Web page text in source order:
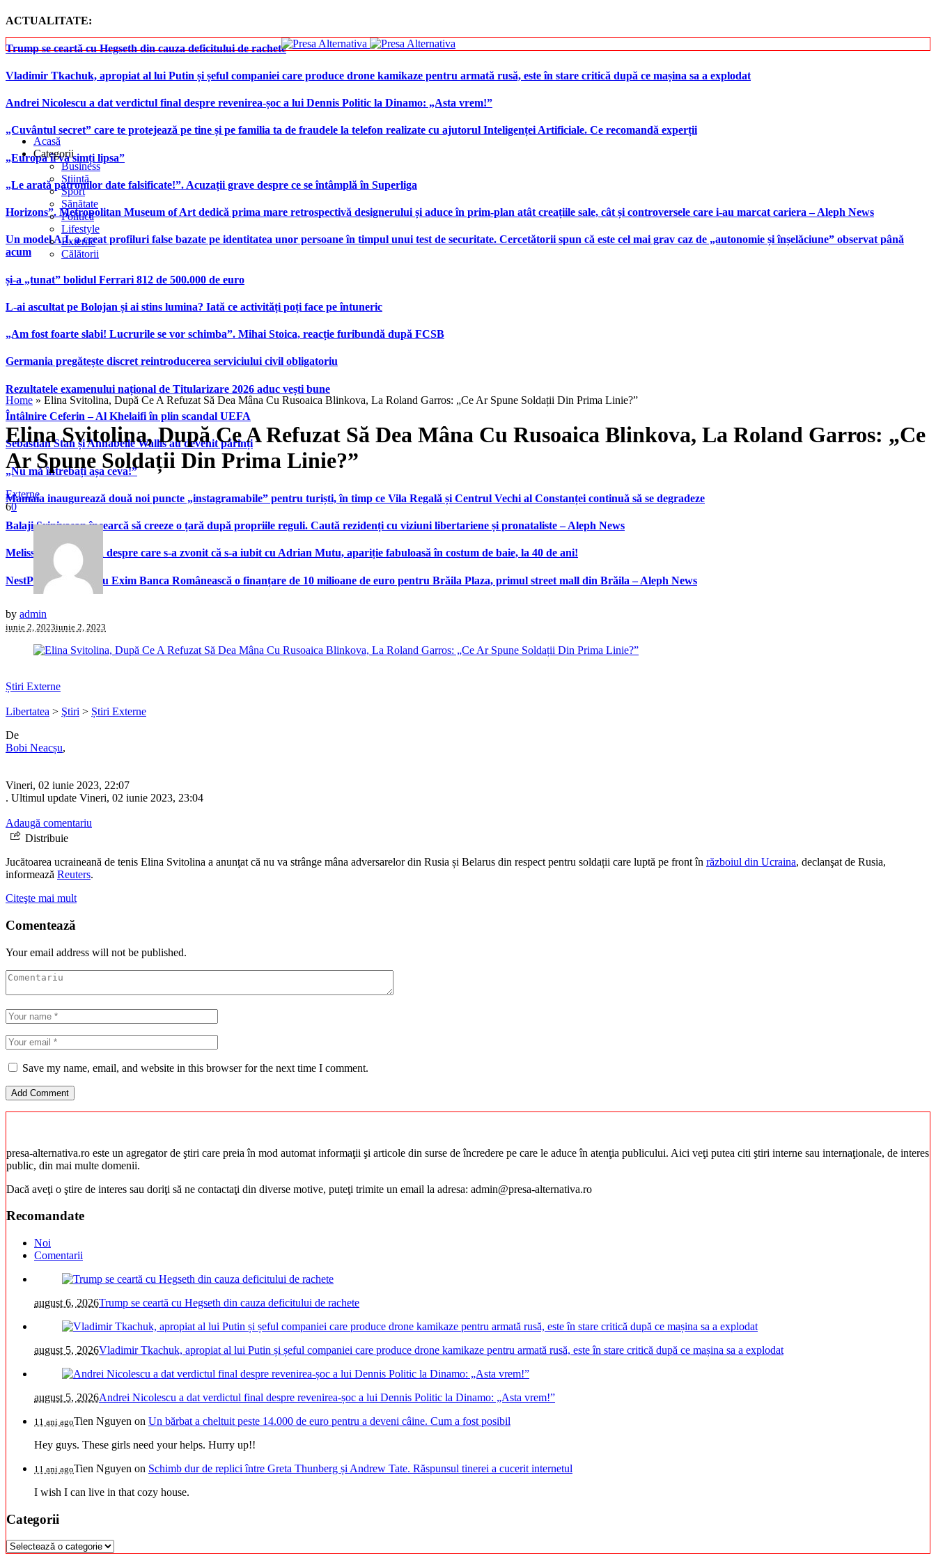
ACTUALITATE:
Trump se ceartă cu Hegseth din cauza deficitului de rachete
Vladimir Tkachuk, apropiat al lui Putin și șeful companiei care produce drone kamikaze pentru armată rusă, este în stare critică după ce mașina sa a explodat
Andrei Nicolescu a dat verdictul final despre revenirea-șoc a lui Dennis Politic la Dinamo: „Asta vrem!”
„Cuvântul secret” care te protejează pe tine și pe familia ta de fraudele la telefon realizate cu ajutorul Inteligenței Artificiale. Ce recomandă experții
„Europa îi va simți lipsa”
„Le arată patronilor date falsificate!”. Acuzații grave despre ce se întâmplă în Superliga
Horizons”. Metropolitan Museum of Art dedică prima mare retrospectivă designerului și aduce în prim-plan atât creațiile sale, cât și controversele care i-au marcat cariera – Aleph News
Un model A.I. a creat profiluri false bazate pe identitatea unor persoane în timpul unui test de securitate. Cercetătorii spun că este cel mai grav caz de „autonomie și înșelăciune” observat până
acum
și-a „tunat” bolidul Ferrari 812 de 500.000 de euro
L-ai ascultat pe Bolojan și ai stins lumina? Iată ce activități poți face pe întuneric
„Am fost foarte slabi! Lucrurile se vor schimba”. Mihai Stoica, reacție furibundă după FCSB
Germania pregătește discret reintroducerea serviciului civil obligatoriu
Rezultatele examenului național de Titularizare 2026 aduc vești bune
Întâlnire Ceferin – Al Khelaifi în plin scandal UEFA
Sebastian Stan și Annabelle Wallis au devenit părinți
„Nu mă întrebați așa ceva!”
Mamaia inaugurează două noi puncte „instagramabile” pentru turiști, în timp ce Vila Regală și Centrul Vechi al Constanței continuă să se degradeze
Balaji Srinivasan încearcă să creeze o țară după propriile reguli. Caută rezidenți cu viziuni libertariene și pronataliste – Aleph News
Melissa Satta, femeia despre care s-a zvonit că s-a iubit cu Adrian Mutu, apariție fabuloasă în costum de baie, la 40 de ani!
NestPlus semnează cu Exim Banca Românească o finanțare de 10 milioane de euro pentru Brăila Plaza, primul street mall din Brăila – Aleph News
Acasă
Categorii
Business
Știință
Sport
Sănătate
Politică
Lifestyle
Externe
Călătorii
Home » Elina Svitolina, După Ce A Refuzat Să Dea Mâna Cu Rusoaica Blinkova, La Roland Garros: „Ce Ar Spune Soldații Din Prima Linie?”
Elina Svitolina, După Ce A Refuzat Să Dea Mâna Cu Rusoaica Blinkova, La Roland Garros: „Ce
Ar Spune Soldații Din Prima Linie?”
Externe
60
by admin
iunie 2, 2023iunie 2, 2023
Știri Externe
Libertatea > Ştiri > Știri Externe
De
Bobi Neacșu,
Vineri, 02 iunie 2023, 22:07
. Ultimul update Vineri, 02 iunie 2023, 23:04
Adaugă comentariu
Distribuie
Jucătoarea ucraineană de tenis Elina Svitolina a anunţat că nu va strânge mâna adversarelor din Rusia și Belarus din respect pentru soldații care luptă pe front în războiul din Ucraina, declanşat de Rusia,
informează Reuters.
Citeşte mai mult
Comentează
Your email address will not be published.
Save my name, email, and website in this browser for the next time I comment.
presa-alternativa.ro este un agregator de ştiri care preia în mod automat informaţii şi articole din surse de încredere pe care le aduce în atenţia publicului. Aici veţi putea citi ştiri interne sau internaţionale, de interes
public, din mai multe domenii.
Dacă aveţi o ştire de interes sau doriţi să ne contactaţi din diverse motive, puteţi trimite un email la adresa: admin@presa-alternativa.ro
Recomandate
Noi
Comentarii
august 6, 2026Trump se ceartă cu Hegseth din cauza deficitului de rachete
august 5, 2026Vladimir Tkachuk, apropiat al lui Putin și șeful companiei care produce drone kamikaze pentru armată rusă, este în stare critică după ce mașina sa a explodat
august 5, 2026Andrei Nicolescu a dat verdictul final despre revenirea-șoc a lui Dennis Politic la Dinamo: „Asta vrem!”
11 ani agoTien Nguyen on Un bărbat a cheltuit peste 14.000 de euro pentru a deveni câine. Cum a fost posibil
Hey guys. These girls need your helps. Hurry up!!
11 ani agoTien Nguyen on Schimb dur de replici între Greta Thunberg și Andrew Tate. Răspunsul tinerei a cucerit internetul
I wish I can live in that cozy house.
Categorii
Categorii